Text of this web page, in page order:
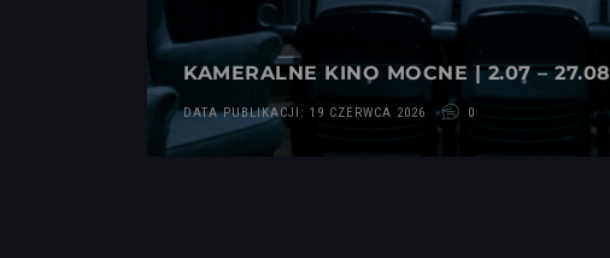
KAMERALNE KINO MOCNE | 2.07 – 27.08
DATA PUBLIKACJI: 19 CZERWCA 2026 0